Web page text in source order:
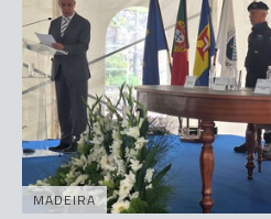
MADEIRA